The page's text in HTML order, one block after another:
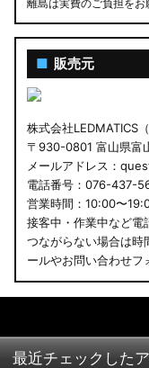
離島は実費のご負担をお
■ 販売元
株式会社LEDMATICS
〒930-0801 富山県富
メールアドレス：
電話番号：076-437-
営業時間：10:00〜
接客中・作業中など電
つながらない場合は時
ールやお問い合わせフ
最近チェックした